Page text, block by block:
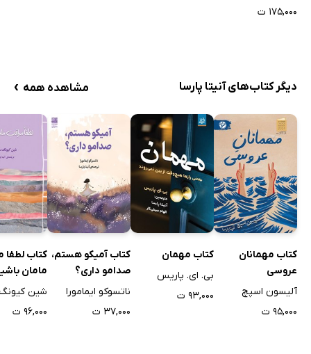
۱۷۵,۰۰۰ ت
دیگر کتاب‌های آنیتا پارسا مشاهده همه ›
کتاب مهمانان
عروسی
آلیسون اسپچ
۹۵,۰۰۰ ت
کتاب مهمان
بی. ای. پاریس
۹۳,۰۰۰ ت
کتاب آمیکو هستم،
صدامو داری؟
ناتسوکو ایمامورا
۳۷,۰۰۰ ت
کتاب لطفا
مامان
شین
۹۶,۰۰۰ ت